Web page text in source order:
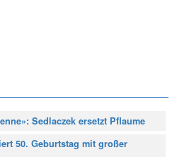
Sedlaczek ersetzt Pflaume
50. Geburtstag mit großer